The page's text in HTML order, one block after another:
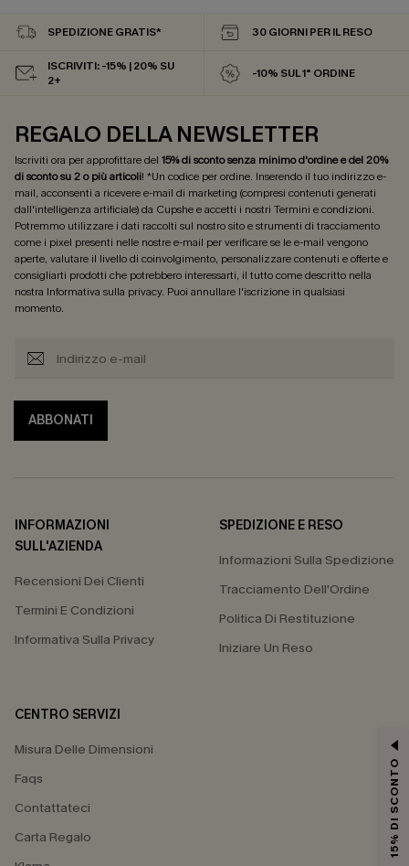
SPEDIZIONE GRATIS* 30 GIORNI PER IL RESO
ISCRIVITI: -15% | 20% SU
2+
-10% SUL 1° ORDINE
REGALO DELLA NEWSLETTER
Iscriviti ora per approfittare del 15% di sconto senza minimo d'ordine e del 20%
di sconto su 2 o più articoli! *Un codice per ordine. Inserendo il tuo indirizzo e-
mail, acconsenti a ricevere e-mail di marketing (compresi contenuti generati
dall'intelligenza artificiale) da Cupshe e accetti i nostri Termini e condizioni.
Potremmo utilizzare i dati raccolti sul nostro sito e strumenti di tracciamento
come i pixel presenti nelle nostre e-mail per verificare se le e-mail vengono
aperte, valutare il livello di coinvolgimento, personalizzare contenuti e offerte e
consigliarti prodotti che potrebbero interessarti, il tutto come descritto nella
nostra Informativa sulla privacy. Puoi annullare l'iscrizione in qualsiasi
momento.
ABBONATI
INFORMAZIONI
SULL'AZIENDA
Recensioni Dei Clienti
Termini E Condizioni
Informativa Sulla Privacy
SPEDIZIONE E RESO
Informazioni Sulla Spedizione
Tracciamento Dell'Ordine
Politica Di Restituzione
Iniziare Un Reso
CENTRO SERVIZI
Misura Delle Dimensioni
Faqs
Contattateci
Carta Regalo
15% DI SCONTO